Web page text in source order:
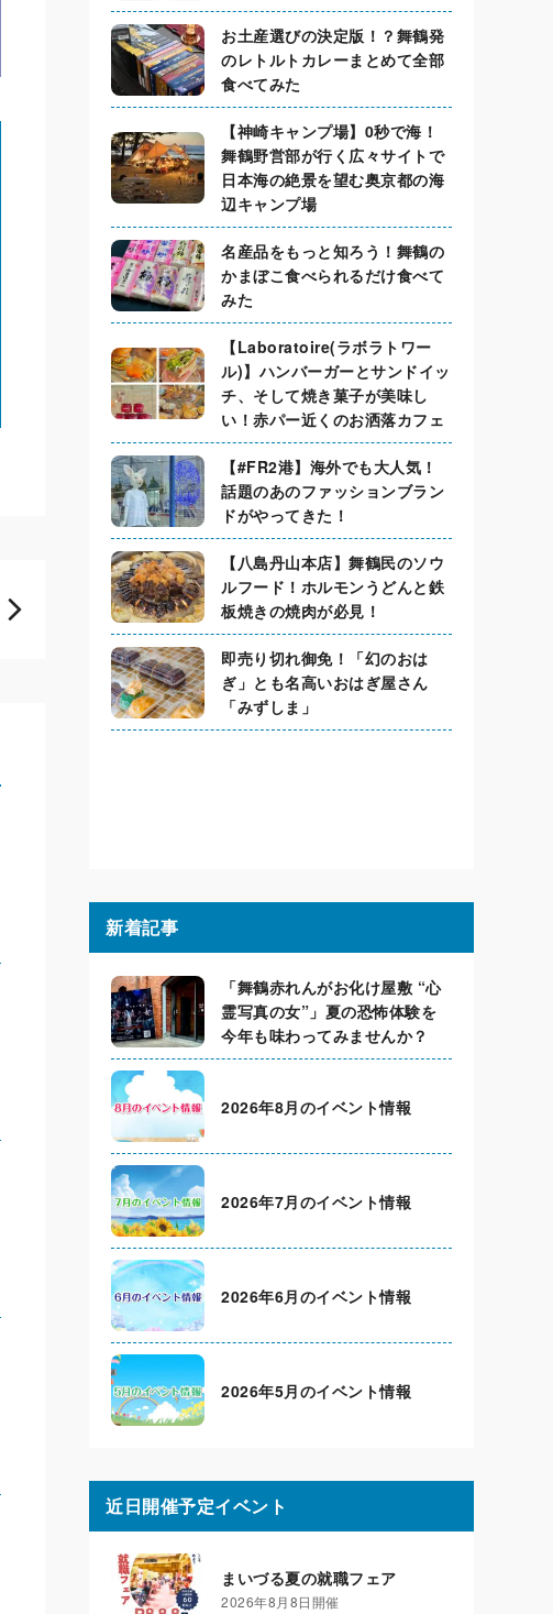
お土産選びの決定版！？舞鶴発
のレトルトカレーまとめて全部
食べてみた
【神崎キャンプ場】0秒で海！
舞鶴野営部が行く広々サイトで
日本海の絶景を望む奥京都の海
辺キャンプ場
名産品をもっと知ろう！舞鶴の
かまぼこ食べられるだけ食べて
みた
【Laboratoire(ラボラトワー
ル)】ハンバーガーとサンドイッ
チ、そして焼き菓子が美味し
い！赤パー近くのお洒落カフェ
【#FR2港】海外でも大人気！
話題のあのファッションブラン
ドがやってきた！
【八島丹山本店】舞鶴民のソウ
ルフード！ホルモンうどんと鉄
板焼きの焼肉が必見！
即売り切れ御免！「幻のおは
ぎ」とも名高いおはぎ屋さん
「みずしま」
新着記事
「舞鶴赤れんがお化け屋敷 “心
霊写真の女”」夏の恐怖体験を
今年も味わってみませんか？
2026年8月のイベント情報
2026年7月のイベント情報
2026年6月のイベント情報
2026年5月のイベント情報
近日開催予定イベント
まいづる夏の就職フェア
2026年8月8日開催